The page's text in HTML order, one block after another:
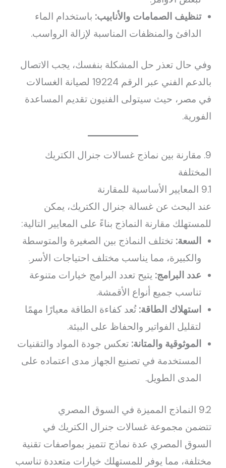
تنظيف الصمامات والأنابيب: باستخدام الماء
الدافئ والمنظفات المناسبة لإزالة الرواسب.
وفي حال تعذر حل المشكلة بنفسك، يجب الاتصال
بالدعم الفني عبر الرقم 19224 لصيانة الغسالات
في مصر، حيث سيتولى الفنيون تقديم المساعدة
الفورية.
9. مقارنة بين نماذج غسالات جنرال الكتريك
المختلفة
9.1 المعايير الأساسية للمقارنة
عند البحث عن غسالة جنرال الكتريك، يمكن
للمستهلك مقارنة النماذج بناءً على المعايير التالية:
السعة: تختلف النماذج بين الصغيرة والمتوسطة
والكبيرة، مما يناسب مختلف احتياجات الأسر.
عدد البرامج: يتيح تعدد البرامج خيارات متنوعة
تناسب جميع أنواع الأقمشة.
استهلاك الطاقة: تُعد كفاءة الطاقة معيارًا مهمًا
لتقليل الفواتير والحفاظ على البيئة.
الموثوقية والمتانة: تعكس جودة المواد والتقنيات
المستخدمة في تصنيع الجهاز مدى اعتماده على
المدى الطويل.
9.2 النماذج المميزة في السوق المصري
تتضمن مجموعة غسالات جنرال الكتريك في
السوق المصري عدة نماذج تتميز بمواصفات تقنية
مختلفة، مما يوفر للمستهلك خيارات متعددة تناسب